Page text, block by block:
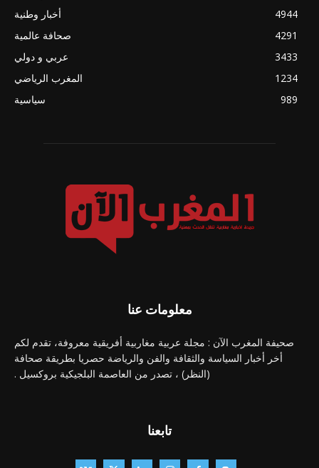
أخبار وطنية
4944
صحافة عالمية
4291
عربي و دولي
3433
المغرب الرياضي
1234
سياسية
989
معلومات عنا
صحيفة المغرب الآن : مجلة عربية مغاربية أفريقية معروفة، تقدم لكم
أخر أخبار السياسة والثقافة والفن والرياضة حصريا بطريقة صحافة
(النظر) ، تصدر من العاصمة البلجيكية بروكسيل .
تابعنا